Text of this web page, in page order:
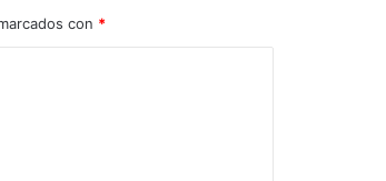
con *